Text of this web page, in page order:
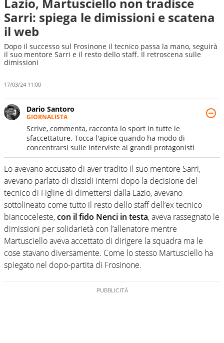
Sarri: spiega le dimissioni e scatena
il web
Dopo il successo sul Frosinone il tecnico passa la mano, seguirà
il suo mentore Sarri e il resto dello staff. Il retroscena sulle
dimissioni
17/03/24 11:00
Dario Santoro
GIORNALISTA
Scrive, commenta, racconta lo sport in tutte le
sfaccettature. Tocca l'apice quando ha modo di
concentrarsi sulle interviste ai grandi protagonisti
Lo avevano accusato di aver tradito il suo mentore Sarri,
avevano parlato di dissidi interni dopo la decisione del
tecnico di Figline di dimettersi dalla Lazio, avevano
sottolineato come tutto il resto dello staff dell’ex tecnico
biancoceleste,con il fido Nenci in testa, aveva rassegnato le
dimissioni per solidarietà con l’allenatore mentre
Martusciello aveva accettato di dirigere la squadra ma le
cose stavano diversamente. Come lo stesso Martusciello ha
spiegato nel dopo-partita di Frosinone.